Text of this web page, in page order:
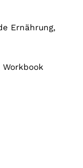
Ernährung,